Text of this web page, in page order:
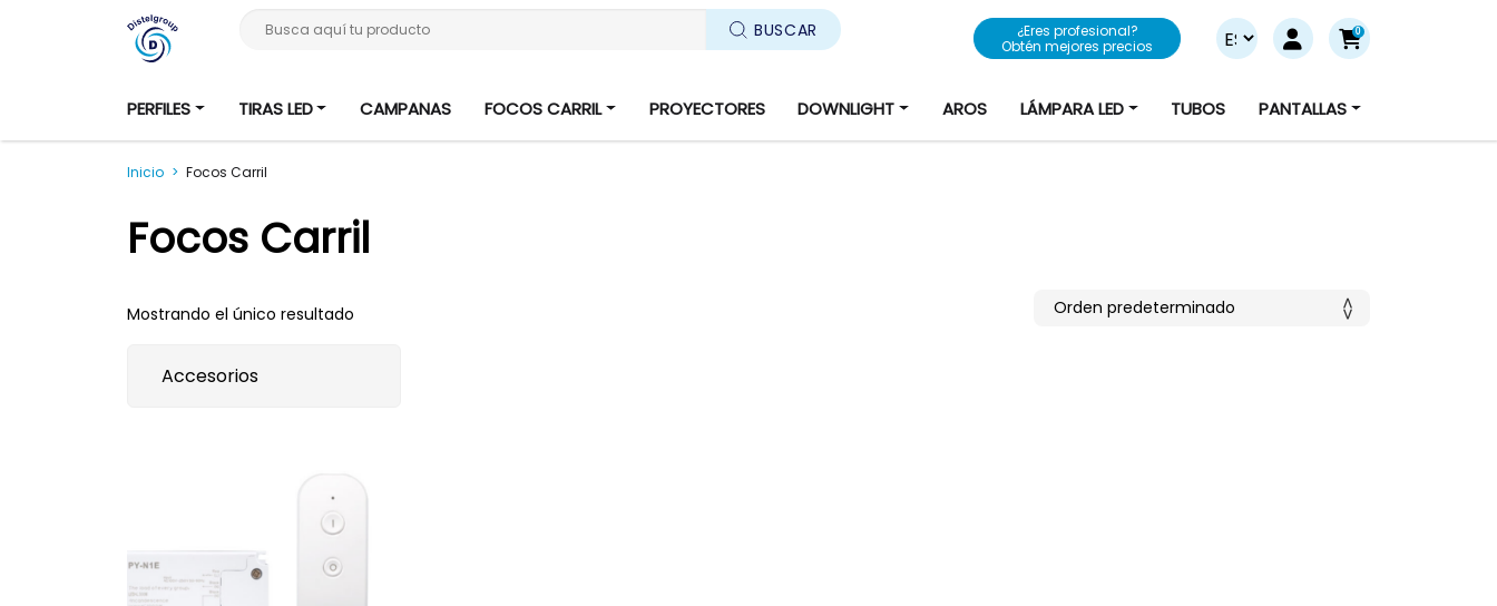
Busca aquí tu producto BUSCAR
¿Eres profesional?
Obtén mejores precios
0
PERFILES TIRAS LED CAMPANAS FOCOS CARRIL PROYECTORES DOWNLIGHT AROS LÁMPARA LED TUBOS PANTALLAS
Inicio > Focos Carril
Focos Carril
Mostrando el único resultado
Accesorios